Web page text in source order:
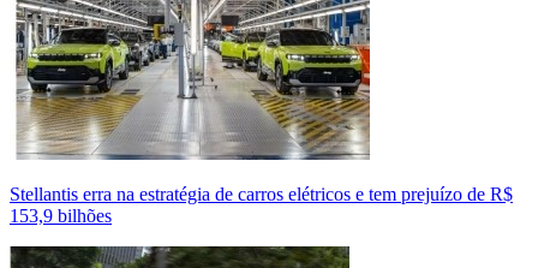
Stellantis erra na estratégia de carros elétricos e tem prejuízo de R$
153,9 bilhões